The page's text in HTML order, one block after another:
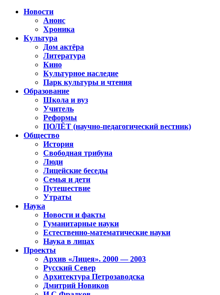
Новости
Анонс
Хроника
Культура
Дом актёра
Литература
Кино
Культурное наследие
Парк культуры и чтения
Образование
Школа и вуз
Учитель
Реформы
ПОЛЁТ (научно-педагогический вестник)
Общество
История
Свободная трибуна
Люди
Лицейские беседы
Семья и дети
Путешествие
Утраты
Наука
Новости и факты
Гуманитарные науки
Естественно-математические науки
Наука в лицах
Проекты
Архив «Лицея». 2000 — 2003
Русский Север
Архитектура Петрозаводска
Дмитрий Новиков